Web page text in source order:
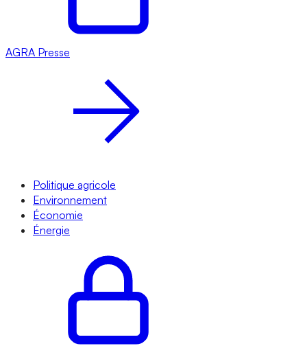
AGRA Presse
Politique agricole
Environnement
Économie
Énergie